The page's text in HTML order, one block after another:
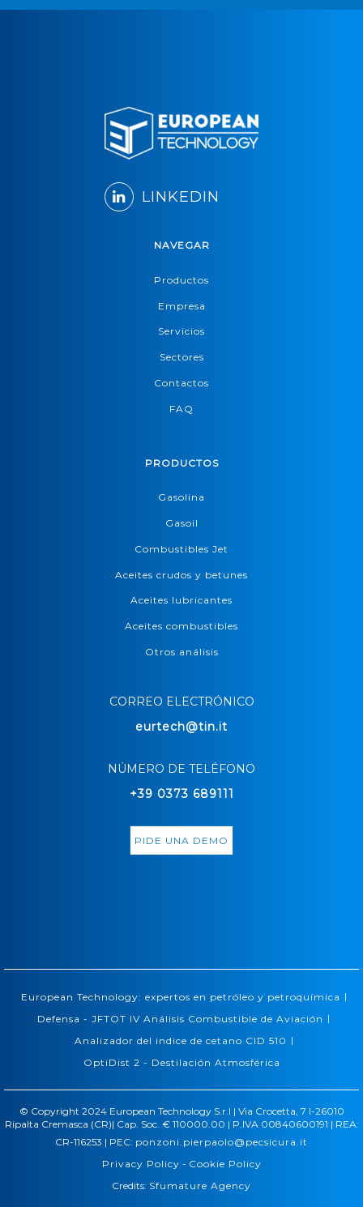
LINKEDIN
NAVEGAR
Productos
Empresa
Servicios
Sectores
Contactos
FAQ
PRODUCTOS
Gasolina
Gasoil
Combustibles Jet
Aceites crudos y betunes
Aceites lubricantes
Aceites combustibles
Otros análisis
CORREO ELECTRÓNICO
eurtech@tin.it
NÚMERO DE TELÉFONO
+39 0373 689111
PIDE UNA DEMO
European Technology: expertos en petróleo y petroquímica |
Defensa - JFTOT IV Análisis Combustible de Aviación |
Analizador del indice de cetano CID 510 |
OptiDist 2 - Destilación Atmosférica
© Copyright 2024 European Technology S.r.l | Via Crocetta, 7 I-26010
Ripalta Cremasca (CR)| Cap. Soc. € 110000.00 | P.IVA 00840600191 | REA:
CR-116253 | PEC: ponzoni.pierpaolo@pecsicura.it
Privacy Policy - Cookie Policy
Credits: Sfumature Agency